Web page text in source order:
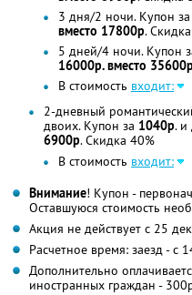
3 дня/2 ночи. Купон за
вместо 17800р.
5 дней/4 ночи. Купон
16000р. вместо 35600р
В стоимость входит:
2-дневный
двоих. Купон за 1040р. и
6900р. Скидка 40%
В стоимость входит:
Внимание! Купон -
Оставшуюся стоимость
Акция не действует с 25
Расчетное время: заезд - с
Дополнительно
иностранных граждан -